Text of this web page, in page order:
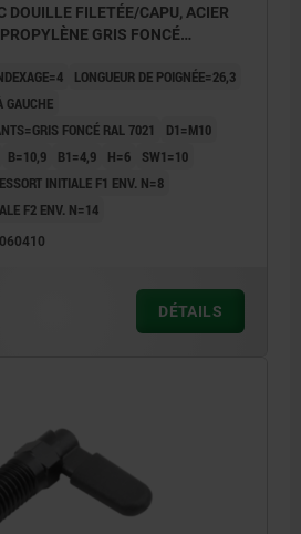
DOUILLE FILETÉE/CAPU, ACIER
GRIS FONCÉ
LONGUEUR DE POIGNÉE=26,3
GAUCHE
FONCÉ RAL 7021
D1=M10
B=10,9 B1=4,9 H=6
SW1=10
INITIALE F1 ENV. N=8
F2 ENV. N=14
DÉTAILS